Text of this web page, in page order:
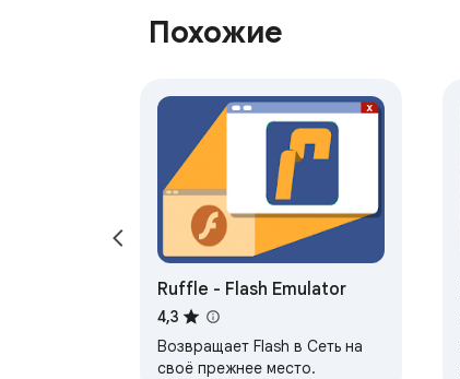
Похожие
Ruffle - Flash Emulator
4,3
Возвращает Flash в Сеть на
своё прежнее место.